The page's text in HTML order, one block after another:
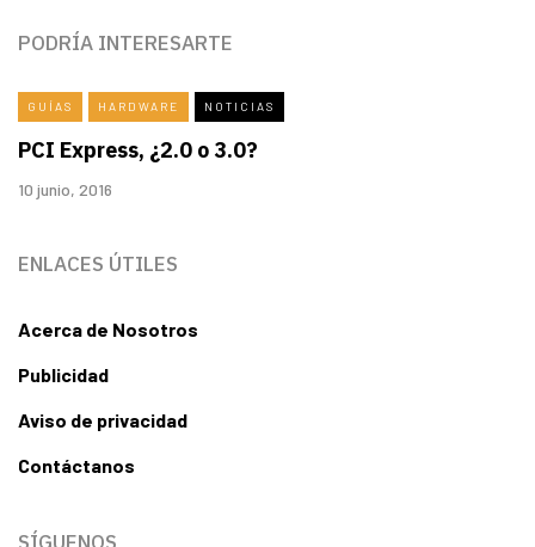
PODRÍA INTERESARTE
GUÍAS HARDWARE NOTICIAS
PCI Express, ¿2.0 o 3.0?
10 junio, 2016
ENLACES ÚTILES
Acerca de Nosotros
Publicidad
Aviso de privacidad
Contáctanos
SÍGUENOS